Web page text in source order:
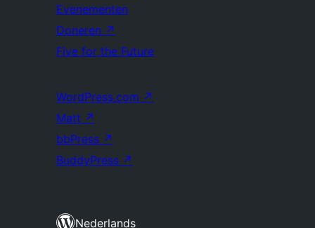
Evenementen
Doneren ↗
Five for the Future
WordPress.com ↗
Matt ↗
bbPress ↗
BuddyPress ↗
Nederlands